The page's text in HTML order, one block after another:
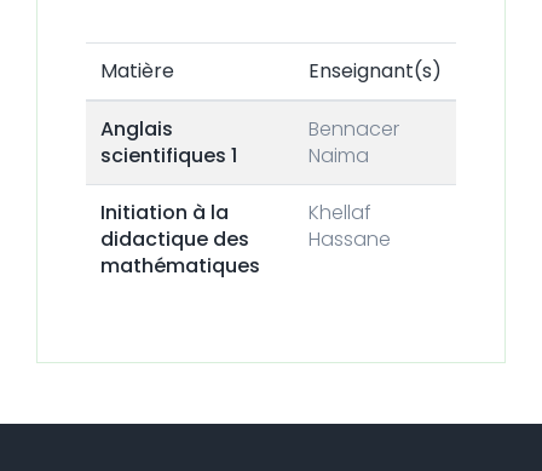
Matière Enseignant(s)
Anglais
scientifiques 1
Bennacer
Naima
Initiation à la
didactique des
mathématiques
Khellaf
Hassane